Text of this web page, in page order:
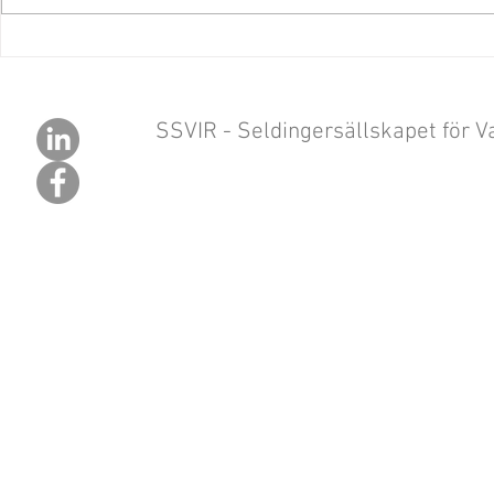
for informational purposes within
ELEC 12-14
SSVIR - Seldingersällskapet för